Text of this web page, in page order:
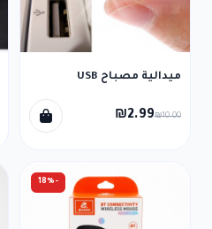
ميدالية مصباح USB
₪2.99₪10.00
-18%